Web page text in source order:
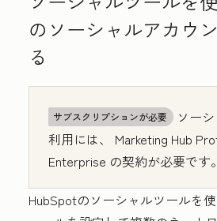
のソーシャルアカウ
る
サブスクリプションが必要
ソー
利用には、 Marketing Hub
Enterprise の契約が必要です。
HubSpotのソーシャルツールを